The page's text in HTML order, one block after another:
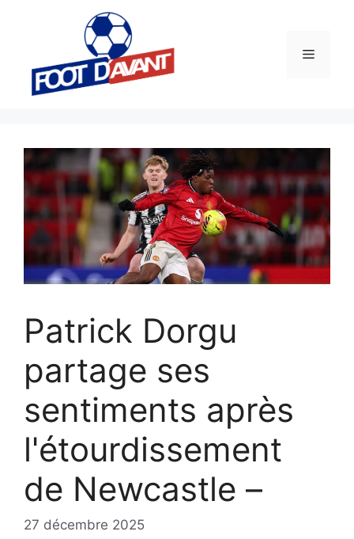
Menu
Patrick Dorgu
partage ses
sentiments après
l'étourdissement
de Newcastle –
27 décembre 2025